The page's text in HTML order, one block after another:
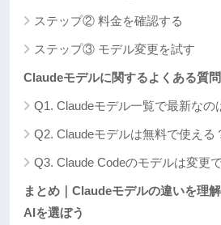
ステップ② 料金を確認する
ステップ③ モデル変更を試す
Claudeモデルに関するよくある質問
Q1. Claudeモデル一覧で最新なの
Q2. Claudeモデルは無料で使える
Q3. Claude Codeのモデルは変更
まとめ｜Claudeモデルの違いを理
AIを選ぼう